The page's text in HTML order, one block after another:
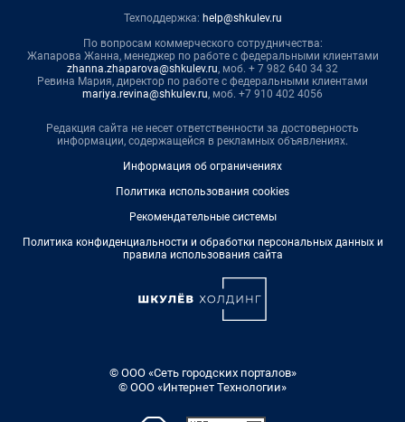
Техподдержка: help@shkulev.ru
По вопросам коммерческого сотрудничества:
Жапарова Жанна, менеджер по работе с федеральными клиентами
zhanna.zhaparova@shkulev.ru, моб. + 7 982 640 34 32
Ревина Мария, директор по работе с федеральными клиентами
mariya.revina@shkulev.ru, моб. +7 910 402 4056
Редакция сайта не несет ответственности за достоверность
информации, содержащейся в рекламных объявлениях.
Информация об ограничениях
Политика использования cookies
Рекомендательные системы
Политика конфиденциальности и обработки персональных данных и
правила использования сайта
© ООО «Сеть городских порталов»
© ООО «Интернет Технологии»